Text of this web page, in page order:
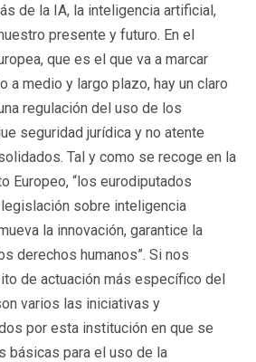
de la IA, la inteligencia artificial,
presente y futuro. En el
que es el que va a marcar
a medio y largo plazo, hay un claro
regulación del uso de los
seguridad jurídica y no atente
Tal y como se recoge en la
Europeo, “los eurodiputados
sobre inteligencia
la innovación, garantice la
derechos humanos”. Si nos
de actuación más específico del
varios las iniciativas y
por esta institución en que se
básicas para el uso de la